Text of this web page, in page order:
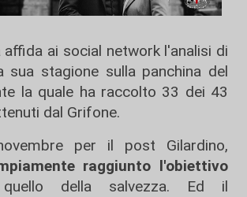
affida ai social network l'analisi di
sua stagione sulla panchina del
la quale ha raccolto 33 dei 43
dal Grifone.
per il post Gilardino,
raggiunto l'obiettivo
della salvezza. Ed il